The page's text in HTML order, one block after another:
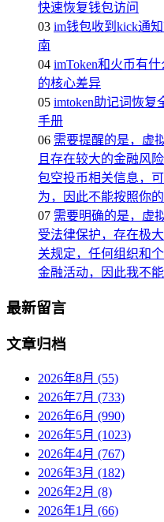
快速恢复钱包访问
03 im钱包收到kick通
南
04 imToken和火币有
的核心差异
05 imtoken助记词恢复
手册
06 需要提醒的是，虚
且存在较大的金融风
包空投币相关信息，
为，因此不能按照你
07 需要明确的是，虚
受法律保护，存在极
关规定，任何组织和
金融活动，因此我不
最新留言
文章归档
2026年8月 (55)
2026年7月 (733)
2026年6月 (990)
2026年5月 (1023)
2026年4月 (767)
2026年3月 (182)
2026年2月 (8)
2026年1月 (66)